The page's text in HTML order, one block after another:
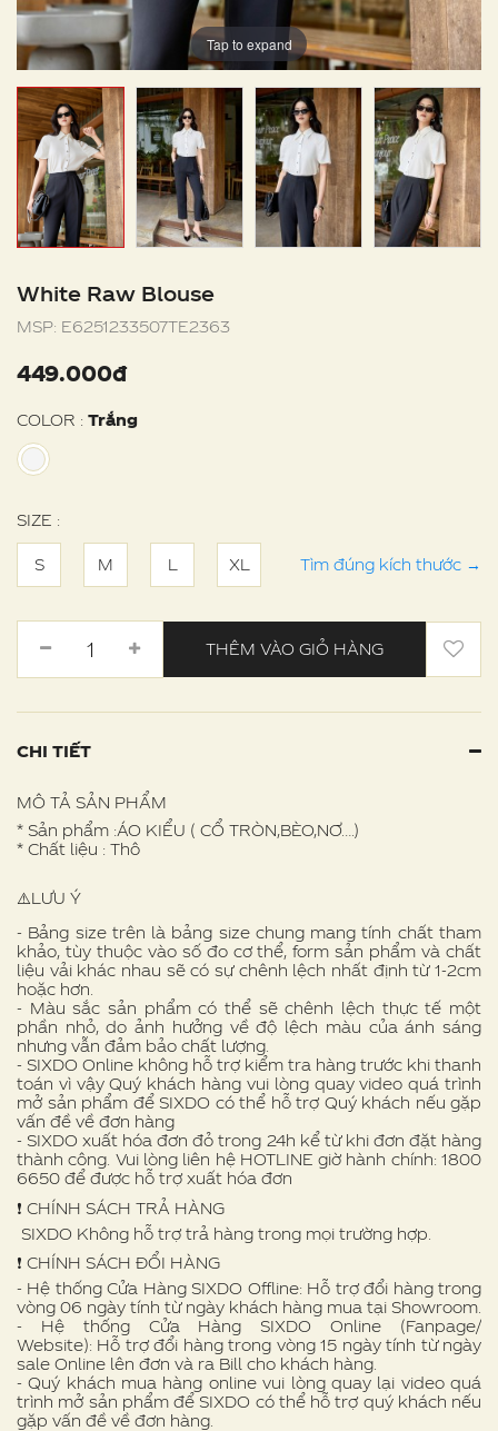
Tap to expand
White Raw Blouse
MSP: E6251233507TE2363
449.000đ
COLOR : Trắng
SIZE :
S M L XL Tìm đúng kích thước →
THÊM VÀO GIỎ HÀNG
CHI TIẾT
MÔ TẢ SẢN PHẨM
* Sản phẩm :ÁO KIỂU ( CỔ TRÒN,BÈO,NƠ….)
* Chất liệu : Thô
⚠️LƯU Ý
- Bảng size trên là bảng size chung mang tính chất tham
khảo, tùy thuộc vào số đo cơ thể, form sản phẩm và chất
liệu vải khác nhau sẽ có sự chênh lệch nhất định từ 1-2cm
hoặc hơn.
- Màu sắc sản phẩm có thể sẽ chênh lệch thực tế một
phần nhỏ, do ảnh hưởng về độ lệch màu của ánh sáng
nhưng vẫn đảm bảo chất lượng.
- SIXDO Online không hỗ trợ kiểm tra hàng trước khi thanh
toán vì vậy Quý khách hàng vui lòng quay video quá trình
mở sản phẩm để SIXDO có thể hỗ trợ Quý khách nếu gặp
vấn đề về đơn hàng
- SIXDO xuất hóa đơn đỏ trong 24h kể từ khi đơn đặt hàng
thành công. Vui lòng liên hệ HOTLINE giờ hành chính: 1800
6650 để được hỗ trợ xuất hóa đơn
❗️ CHÍNH SÁCH TRẢ HÀNG
SIXDO Không hỗ trợ trả hàng trong mọi trường hợp.
❗️ CHÍNH SÁCH ĐỔI HÀNG
- Hệ thống Cửa Hàng SIXDO Offline: Hỗ trợ đổi hàng trong
vòng 06 ngày tính từ ngày khách hàng mua tại Showroom.
- Hệ thống Cửa Hàng SIXDO Online (Fanpage/
Website): Hỗ trợ đổi hàng trong vòng 15 ngày tính từ ngày
sale Online lên đơn và ra Bill cho khách hàng.
- Quý khách mua hàng online vui lòng quay lại video quá
trình mở sản phẩm để SIXDO có thể hỗ trợ quý khách nếu
gặp vấn đề về đơn hàng.